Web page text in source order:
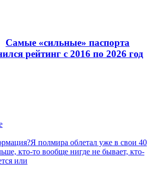
Самые «сильные» паспорта
рейтинг с 2016 по 2026 год
полмира облетал уже в свои 40
кто-то вообще нигде не бывает, кто-
или